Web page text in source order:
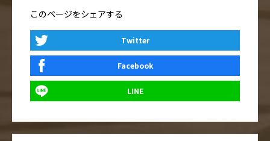
このページをシェアする
Twitter
Facebook
LINE